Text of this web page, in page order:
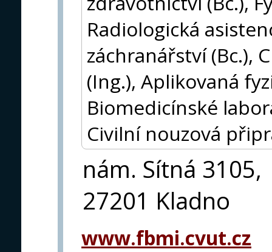
Radiologická
záchranářství (Bc.),
(Ing.), Aplikovaná
Biomedicínské
Civilní nouzová
nám. Sítná 3105,
27201 Kladno
www.fbmi.cvut.cz